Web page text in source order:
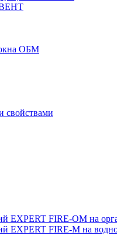
ОБМ
свойствами
EXPERT FIRE-OM на
EXPERT FIRE-M на